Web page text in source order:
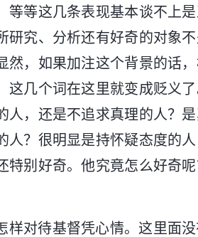
等等这几条表现基本谈不上
研究、分析还有好奇的对象
然，如果加注这个背景的话
这几个词在这里就变成贬义
人，还是不追求真理的人？
人？很明显是持怀疑态度的
特别好奇。他究竟怎么好奇
样对待基督凭心情。这里面